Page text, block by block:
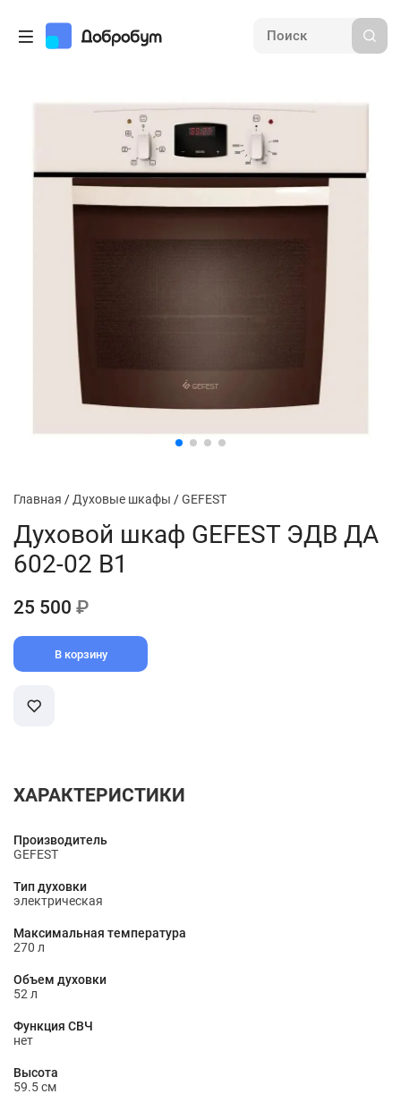
Главная / Духовые шкафы /GEFEST
Духовой шкаф GEFEST ЭДВ ДА
602-02 В1
25 500 ₽
В корзину
ХАРАКТЕРИСТИКИ
Производитель
GEFEST
Тип духовки
электрическая
Максимальная температура
270 л
Объем духовки
52 л
Функция СВЧ
нет
Высота
59.5 см